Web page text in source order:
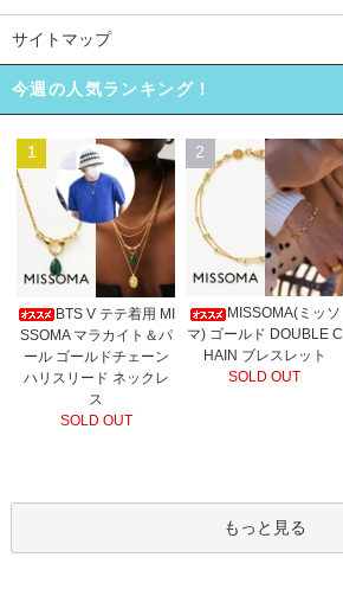
サイトマップ
今週の人気ランキング！
1
BTS V テテ着用 MI
SSOMA マラカイト＆パ
ール ゴールドチェーン
ハリスリード ネックレ
ス
SOLD OUT
2
MISSOMA(ミッソ
マ) ゴールド DOUBLE C
HAIN ブレスレット
SOLD OUT
もっと見る